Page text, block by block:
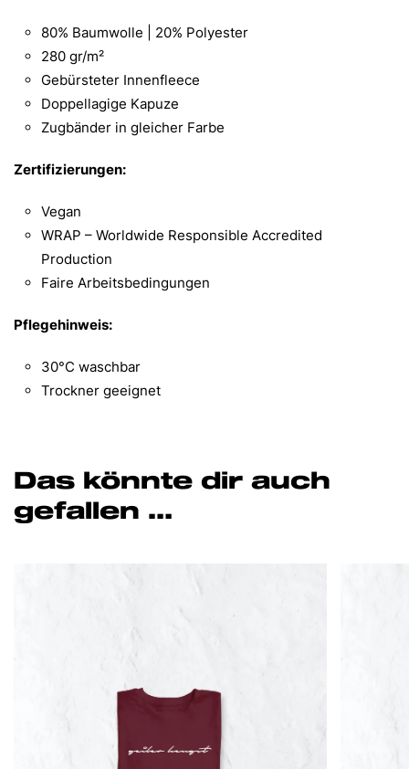
80% Baumwolle | 20% Polyester
280 gr/m²
Gebürsteter Innenfleece
Doppellagige Kapuze
Zugbänder in gleicher Farbe
Zertifizierungen:
Vegan
WRAP – Worldwide Responsible Accredited
Production
Faire Arbeitsbedingungen
Pflegehinweis:
30°C waschbar
Trockner geeignet
Das könnte dir auch
gefallen …